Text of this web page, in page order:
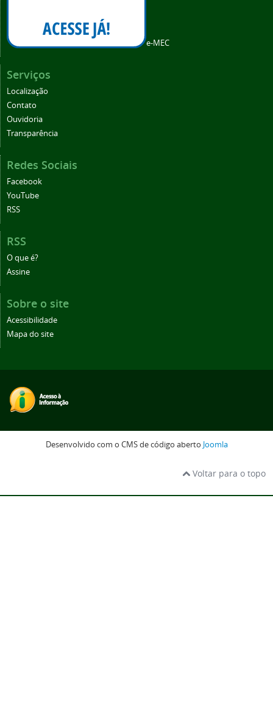
e-MEC
Serviços
Localização
Contato
Ouvidoria
Transparência
Redes Sociais
Facebook
YouTube
RSS
RSS
O que é?
Assine
Sobre o site
Acessibilidade
Mapa do site
Desenvolvido com o CMS de código aberto Joomla
Voltar para o topo